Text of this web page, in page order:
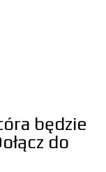
będzie
do